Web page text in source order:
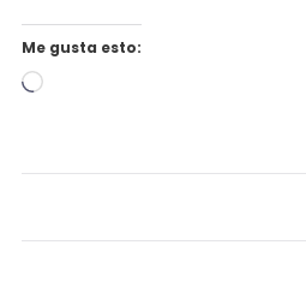
Me gusta esto:
Cargando...